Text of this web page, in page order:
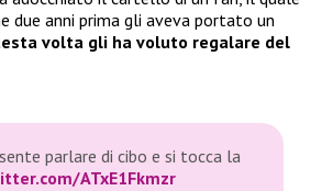
due anni prima gli aveva portato un
volta gli ha voluto regalare del
parlare di cibo e si tocca la
ATxE1Fkmzr